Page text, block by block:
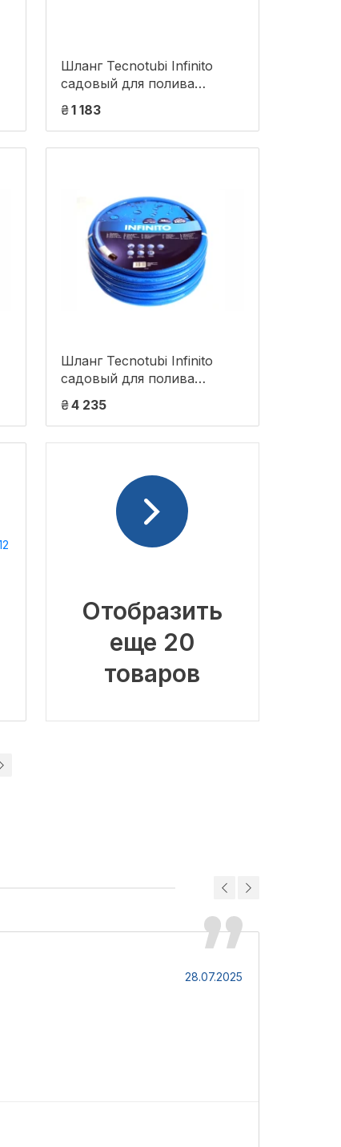
Шланг Tecnotubi Infinito
садовый для полива
диаметр 1/2 дюйма, длина
25 м (IN 1/2 25)
₴1 183
Шланг Tecnotubi Infinito
садовый для полива
диаметр 3/4 дюйма, длина
50 м (IN 3/4 50)
₴4 235
Отобразить
еще 20
товаров
28.07.2025